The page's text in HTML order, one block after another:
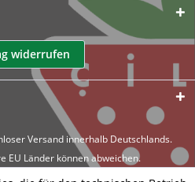
widerrufen
Versand innerhalb Deutschlands.
EU Länder können abweichen.